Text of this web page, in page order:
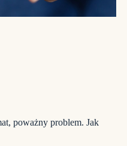
poważny problem. Jak